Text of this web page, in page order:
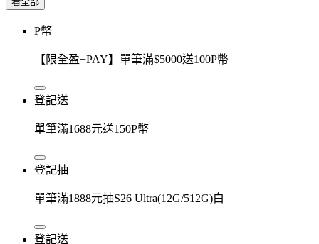
P幣
【限全盈+PAY】單筆滿$5000送100P幣
登記送
單筆滿1688元送150P幣
登記抽
單筆滿1888元抽S26 Ultra(12G/512G)白
登記送